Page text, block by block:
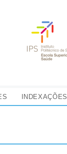
INDEXAÇÕES